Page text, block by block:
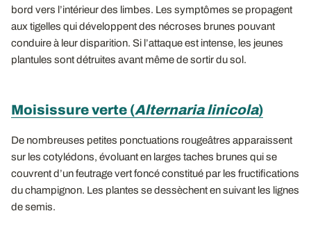
bord vers l’intérieur des limbes. Les symptômes se propagent
aux tigelles qui développent des nécroses brunes pouvant
conduire à leur disparition. Si l’attaque est intense, les jeunes
plantules sont détruites avant même de sortir du sol.
Moisissure verte (Alternaria linicola)
De nombreuses petites ponctuations rougeâtres apparaissent
sur les cotylédons, évoluant en larges taches brunes qui se
couvrent d’un feutrage vert foncé constitué par les fructifications
du champignon. Les plantes se dessèchent en suivant les lignes
de semis.